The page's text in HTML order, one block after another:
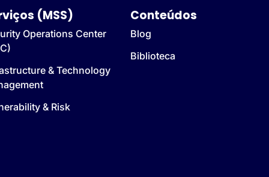
(MSS)
Operations Center
& Technology
& Risk
Conteúdos
Blog
Biblioteca